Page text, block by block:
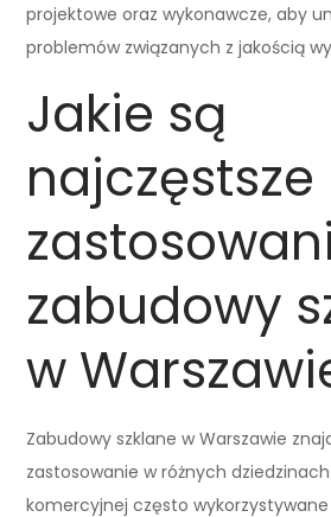
projektowe oraz wykonawcze, aby
problemów związanych z jakością
Jakie są
najczęstsze
zabudowy
w
Zabudowy szklane w Warszawie
zastosowanie w różnych
komercyjnej często wykorzystywane